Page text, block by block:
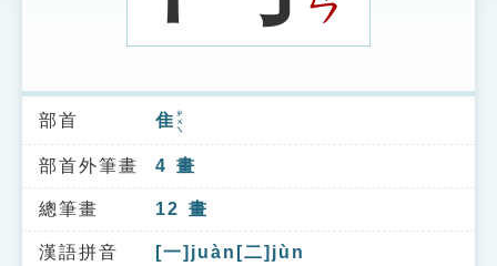
索引選單
知識索引
單字索引
生命大百科索引
部首 隹 ㄓㄨㄟ
部首外筆畫 4 畫
總筆畫 12 畫
漢語拼音 [一]juàn[二]jùn